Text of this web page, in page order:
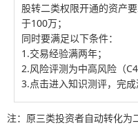
股转二类权限开通的资产
于100万；
同时要满足以下条件：
1.交易经验满两年；
2.风险评测为中高风险（C4
3.点击进入知识测评，完成
注：原三类投资者自动转化为